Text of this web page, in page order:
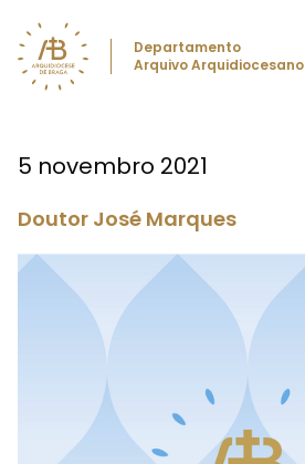
Departamento
Arquivo Arquidiocesano
5 novembro 2021
Doutor José Marques